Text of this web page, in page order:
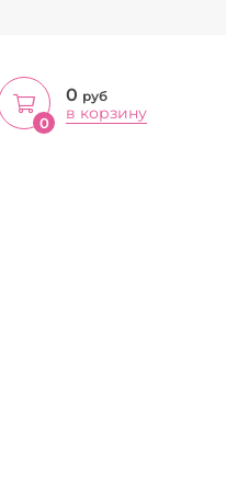
0
0 руб
в корзину